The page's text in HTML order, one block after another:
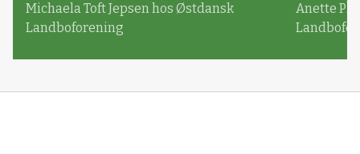
Michaela Toft Jepsen hos Østdansk
Landboforening
Anette